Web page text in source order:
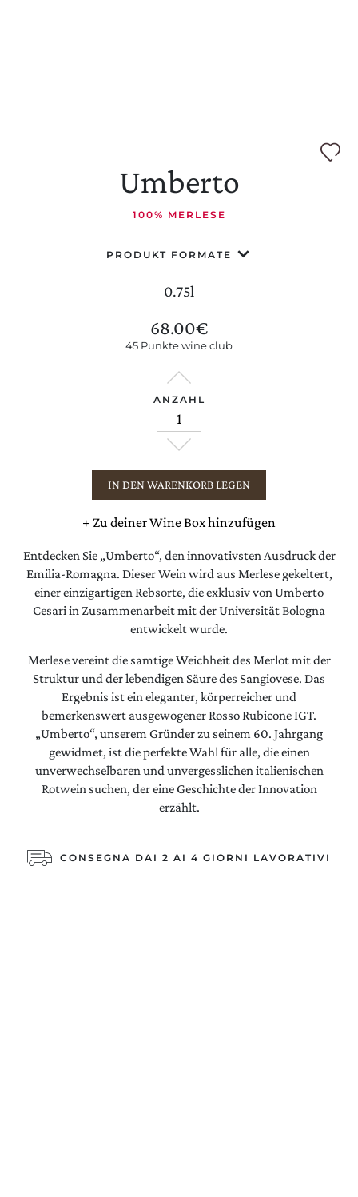
Umberto
100% MERLESE
PRODUKT FORMATE
0.75l
68.00€
45 Punkte wine club
ANZAHL
IN DEN WARENKORB LEGEN
+ Zu deiner Wine Box hinzufügen
Entdecken Sie „Umberto“, den innovativsten Ausdruck der
Emilia-Romagna. Dieser Wein wird aus Merlese gekeltert,
einer einzigartigen Rebsorte, die exklusiv von Umberto
Cesari in Zusammenarbeit mit der Universität Bologna
entwickelt wurde.
Merlese vereint die samtige Weichheit des Merlot mit der
Struktur und der lebendigen Säure des Sangiovese. Das
Ergebnis ist ein eleganter, körperreicher und
bemerkenswert ausgewogener Rosso Rubicone IGT.
„Umberto“, unserem Gründer zu seinem 60. Jahrgang
gewidmet, ist die perfekte Wahl für alle, die einen
unverwechselbaren und unvergesslichen italienischen
Rotwein suchen, der eine Geschichte der Innovation
erzählt.
CONSEGNA DAI 2 AI 4 GIORNI LAVORATIVI